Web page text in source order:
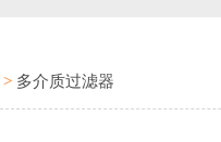
> 多介质过滤器